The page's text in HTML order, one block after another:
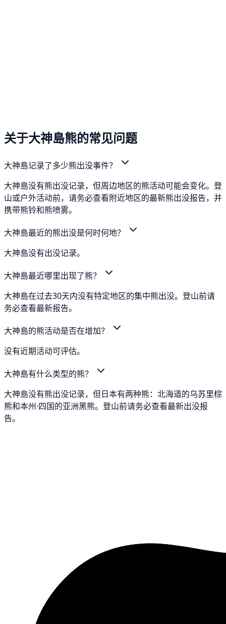
关于大神島熊的常见问题
大神島记录了多少熊出没事件？
大神島没有熊出没记录，但周边地区的熊活动可能会变化。登
山或户外活动前，请务必查看附近地区的最新熊出没报告，并
携带熊铃和熊喷雾。
大神島最近的熊出没是何时何地？
大神島没有出没记录。
大神島最近哪里出现了熊？
大神島在过去30天内没有特定地区的集中熊出没。登山前请
务必查看最新报告。
大神島的熊活动是否在增加？
没有近期活动可评估。
大神島有什么类型的熊？
大神島没有熊出没记录，但日本有两种熊：北海道的乌苏里棕
熊和本州·四国的亚洲黑熊。登山前请务必查看最新出没报
告。